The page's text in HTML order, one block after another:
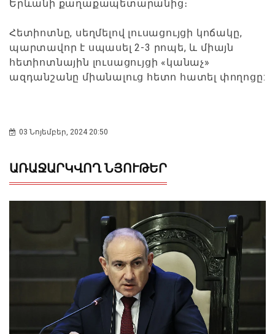
Երևանի քաղաքապետարանից։
Հետիոտնը, սեղմելով լուսացույցի կոճակը,
պարտավոր է սպասել 2-3 րոպե, և միայն
հետիոտնային լուսացույցի «կանաչ»
ազդանշանը միանալուց հետո հատել փողոցը:
03 Նոյեմբեր, 2024 20:50
ԱՌԱՋԱՐԿՎՈՂ ՆՅՈՒԹԵՐ